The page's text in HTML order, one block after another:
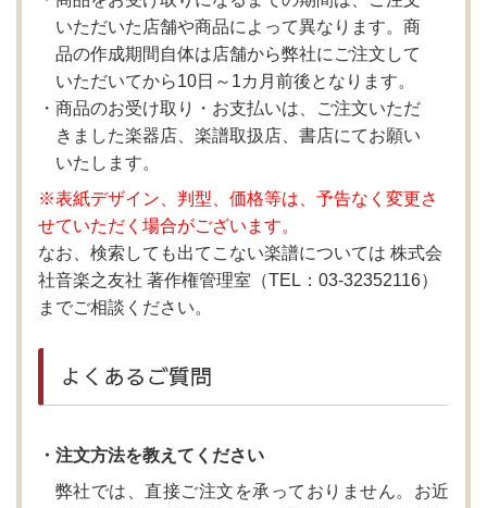
いただいた店舗や商品によって異なります。商
品の作成期間自体は店舗から弊社にご注文して
いただいてから10日～1カ月前後となります。
商品のお受け取り・お支払いは、ご注文いただ
きました楽器店、楽譜取扱店、書店にてお願い
いたします。
※表紙デザイン、判型、価格等は、予告なく変更さ
せていただく場合がございます。
なお、検索しても出てこない楽譜については 株式会
社音楽之友社 著作権管理室（TEL：03-32352116）
までご相談ください。
よくあるご質問
・注文方法を教えてください
弊社では、直接ご注文を承っておりません。お近